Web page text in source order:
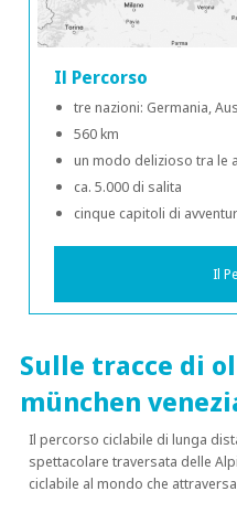
Il Percorso
tre nazioni: Germania,
560 km
un modo delizioso tra le
ca. 5.000 di salita
cinque capitoli di
Il
Sulle tracce di
münchen
Il percorso ciclabile di lunga
spettacolare traversata delle
ciclabile al mondo che